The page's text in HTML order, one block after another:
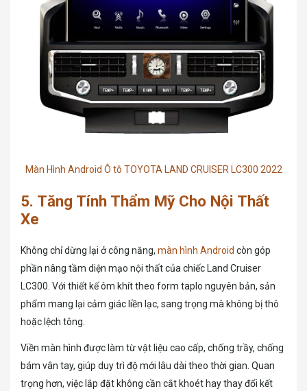
Màn Hình Android Ô tô TOYOTA LAND CRUISER LC300 2022
5. Tăng Tính Thẩm Mỹ Cho Nội Thất
Xe
Không chỉ dừng lại ở công năng, màn hình Android còn góp
phần nâng tầm diện mạo nội thất của chiếc Land Cruiser
LC300. Với thiết kế ôm khít theo form taplo nguyên bản, sản
phẩm mang lại cảm giác liền lạc, sang trọng mà không bị thô
hoặc lệch tông.
Viền màn hình được làm từ vật liệu cao cấp, chống trầy, chống
bám vân tay, giúp duy trì độ mới lâu dài theo thời gian. Quan
trọng hơn, việc lắp đặt không cần cắt khoét hay thay đổi kết